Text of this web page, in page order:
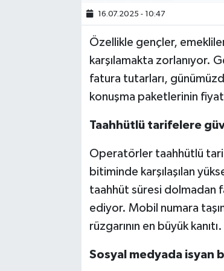
16.07.2025 - 10:47
Özellikle gençler,
karşılamakta zorlanıyor.
fatura tutarları,
konuşma paketlerinin
Taahhütlü tarifelere
Operatörler taahhütlü
bitiminde karşılaşılan
taahhüt süresi dolmadan
ediyor. Mobil numara
rüzgarının en büyük kanıtı.
Sosyal medyada isyan